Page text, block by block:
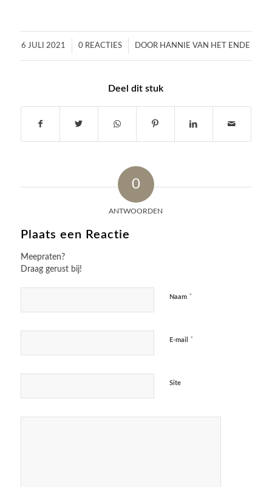
6 JULI 2021
/ 0 REACTIES
/ DOOR HANNIE VAN HET ENDE
Deel dit stuk
0
ANTWOORDEN
Plaats een Reactie
Meepraten?
Draag gerust bij!
Naam *
E-mail *
Site